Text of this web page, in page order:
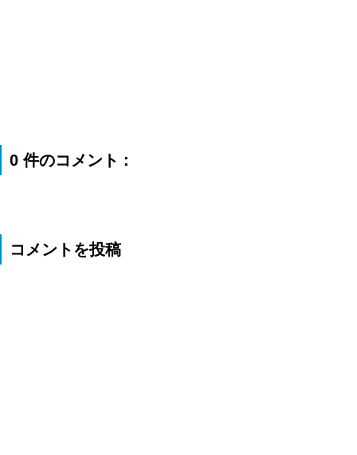
0 件のコメント :
コメントを投稿